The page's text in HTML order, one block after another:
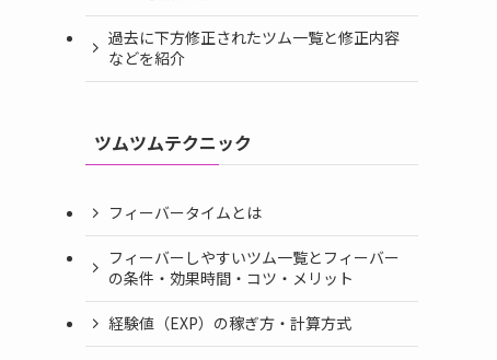
過去に下方修正されたツム一覧と修正内容
などを紹介
ツムツムテクニック
フィーバータイムとは
フィーバーしやすいツム一覧とフィーバー
の条件・効果時間・コツ・メリット
経験値（EXP）の稼ぎ方・計算方式